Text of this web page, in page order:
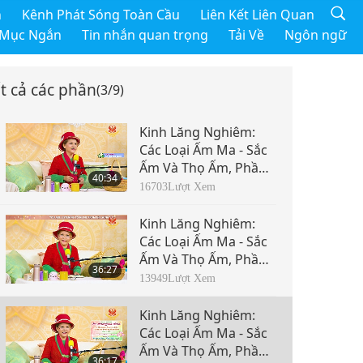
Kênh Phát Sóng Toàn Cầu
Liên Kết Liên Quan
Ngắn Tin nhắn quan trọng Tải Về Ngôn ngữ
cả các phần(3/9)
40:34
Kinh Lăng Nghiêm:
Các Loại Ấm Ma - Sắc
Ấm Và Thọ Ấm, Phần
1/9 ngày 26 tháng 12,
16703Lượt Xem
36:27
Kinh Lăng Nghiêm:
Các Loại Ấm Ma - Sắc
Ấm Và Thọ Ấm, Phần
2/9 ngày 26 tháng 12,
2018
13949Lượt Xem
Kinh Lăng Nghiêm:
Các Loại Ấm Ma - Sắc
Ấm Và Thọ Ấm, Phần